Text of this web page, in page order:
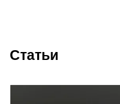
Статьи